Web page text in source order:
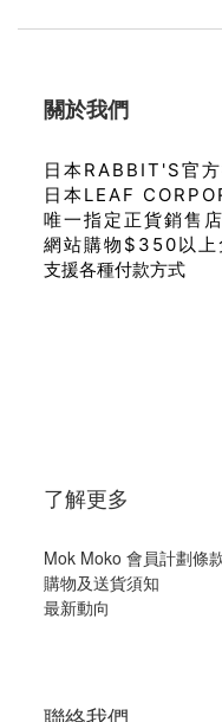
關於我們
日本RABBIT'S官
日本LEAF
唯一指定正貨銷售店
網站購物$350以上
支援各種付款方式
了解更多
Mok Moko 會員計劃條
購物及送貨須知
最新動向